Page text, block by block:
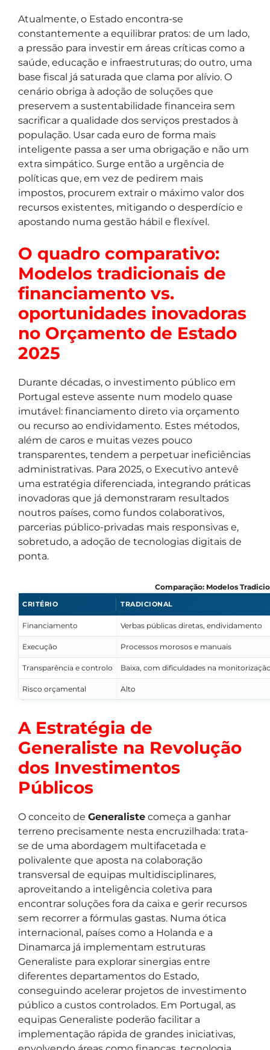
Atualmente, o Estado encontra-se
constantemente a equilibrar pratos: de um lado,
a pressão para investir em áreas críticas como a
saúde, educação e infraestruturas; do outro, uma
base fiscal já saturada que clama por alívio. O
cenário obriga à adoção de soluções que
preservem a sustentabilidade financeira sem
sacrificar a qualidade dos serviços prestados à
população. Usar cada euro de forma mais
inteligente passa a ser uma obrigação e não um
extra simpático. Surge então a urgência de
políticas que, em vez de pedirem mais
impostos, procurem extrair o máximo valor dos
recursos existentes, mitigando o desperdício e
apostando numa gestão hábil e flexível.
O quadro comparativo:
Modelos tradicionais de
financiamento vs.
oportunidades inovadoras
no Orçamento de Estado
2025
Durante décadas, o investimento público em
Portugal esteve assente num modelo quase
imutável: financiamento direto via orçamento
ou recurso ao endividamento. Estes métodos,
além de caros e muitas vezes pouco
transparentes, tendem a perpetuar ineficiências
administrativas. Para 2025, o Executivo antevê
uma estratégia diferenciada, integrando práticas
inovadoras que já demonstraram resultados
noutros países, como fundos colaborativos,
parcerias público-privadas mais responsivas e,
sobretudo, a adoção de tecnologias digitais de
ponta.
Comparação: Modelos
CRITÉRIO TRADICIONAL
Financiamento Verbas públicas diretas, endividamento
Execução Processos morosos e manuais
Transparência e controlo Baixa, com dificuldades na
Risco orçamental Alto
A Estratégia de
Generaliste na Revolução
dos Investimentos
Públicos
O conceito de Generaliste começa a ganhar
terreno precisamente nesta encruzilhada: trata-
se de uma abordagem multifacetada e
polivalente que aposta na colaboração
transversal de equipas multidisciplinares,
aproveitando a inteligência coletiva para
encontrar soluções fora da caixa e gerir recursos
sem recorrer a fórmulas gastas. Numa ótica
internacional, países como a Holanda e a
Dinamarca já implementam estruturas
Generaliste para explorar sinergias entre
diferentes departamentos do Estado,
conseguindo acelerar projetos de investimento
público a custos controlados. Em Portugal, as
equipas Generaliste poderão facilitar a
implementação rápida de grandes iniciativas,